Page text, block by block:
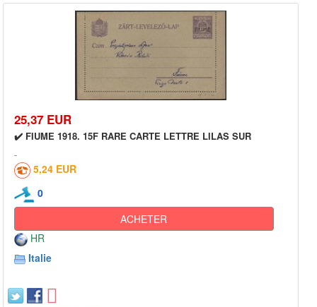
25,37 EUR
✔️ FIUME 1918. 15F RARE CARTE LETTRE LILAS SUR
5,24 EUR
0
ACHETER
HR
Italie